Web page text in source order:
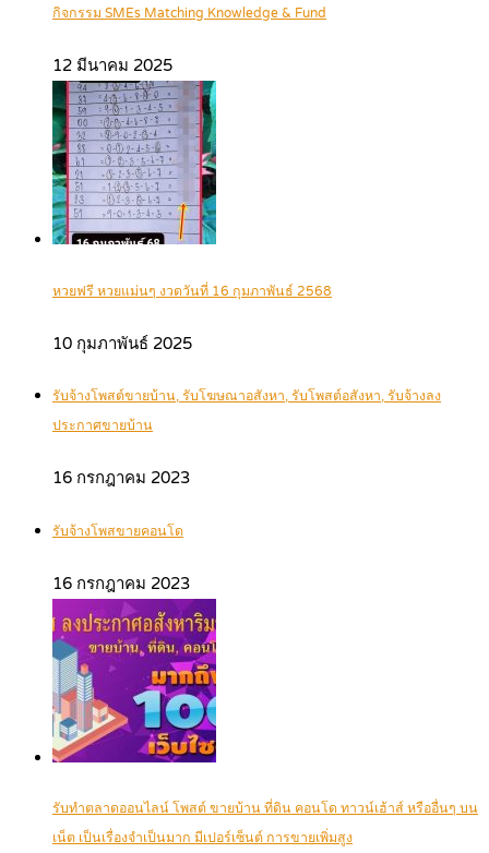
กิจกรรม SMEs Matching Knowledge & Fund
12 มีนาคม 2025
หวยฟรี หวยแม่นๆ งวดวันที่ 16 กุมภาพันธ์ 2568
10 กุมภาพันธ์ 2025
รับจ้างโพสต์ขายบ้าน, รับโฆษณาอสังหา, รับโพสต์อสังหา, รับจ้างลง
ประกาศขายบ้าน
16 กรกฎาคม 2023
รับจ้างโพสขายคอนโด
16 กรกฎาคม 2023
รับทำตลาดออนไลน์ โพสต์ ขายบ้าน ที่ดิน คอนโด ทาวน์เฮ้าส์ หรืออื่นๆ บน
เน็ต เป็นเรื่องจำเป็นมาก มีเปอร์เซ็นต์ การขายเพิ่มสูง